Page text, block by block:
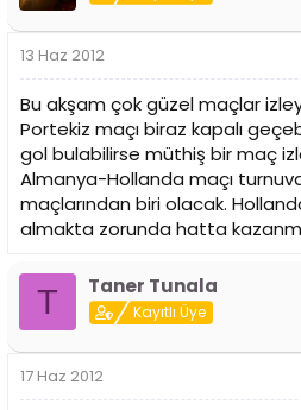
13 Haz 2012
Bu akşam çok güzel maçlar
Portekiz maçı biraz kapalı
gol bulabilirse müthiş bir maç
Almanya-Hollanda maçı
maçlarından biri olacak.
almakta zorunda hatta
T Taner Tunala
Kayıtlı Üye
17 Haz 2012